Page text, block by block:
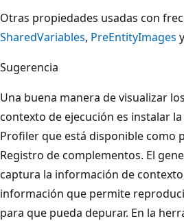
Otras propiedades usadas con
SharedVariables, PreEntityImages y
Sugerencia
Una buena manera de visualizar
contexto de ejecución es instalar
Profiler que está disponible como
Registro de complementos. El
captura la información de
información que permite
para que pueda depurar. En la